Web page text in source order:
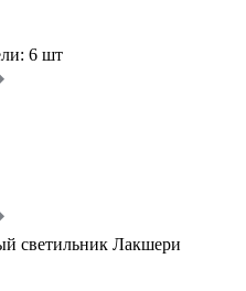
6 шт
светильник Лакшери